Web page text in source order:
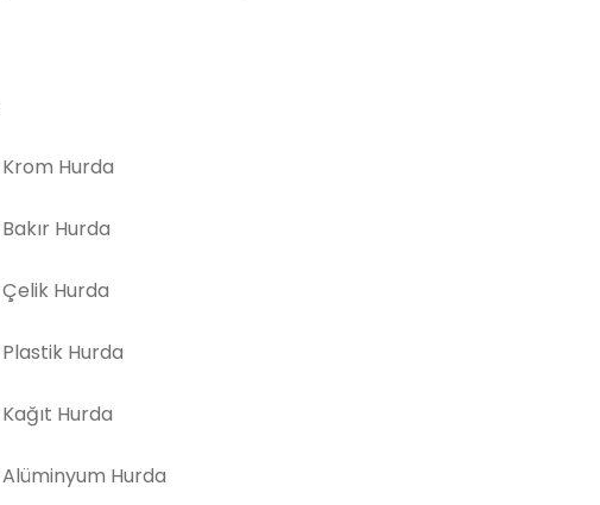
Krom Hurda
Bakır Hurda
Çelik Hurda
Plastik Hurda
Kağıt Hurda
Alüminyum Hurda